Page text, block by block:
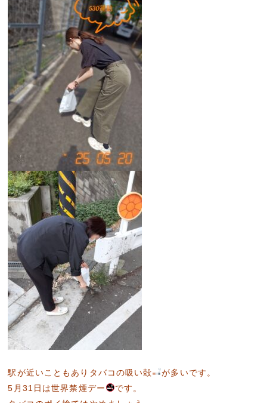
駅が近いこともありタバコの吸い殻
が多いです。
5月31日は世界禁煙デー
です。